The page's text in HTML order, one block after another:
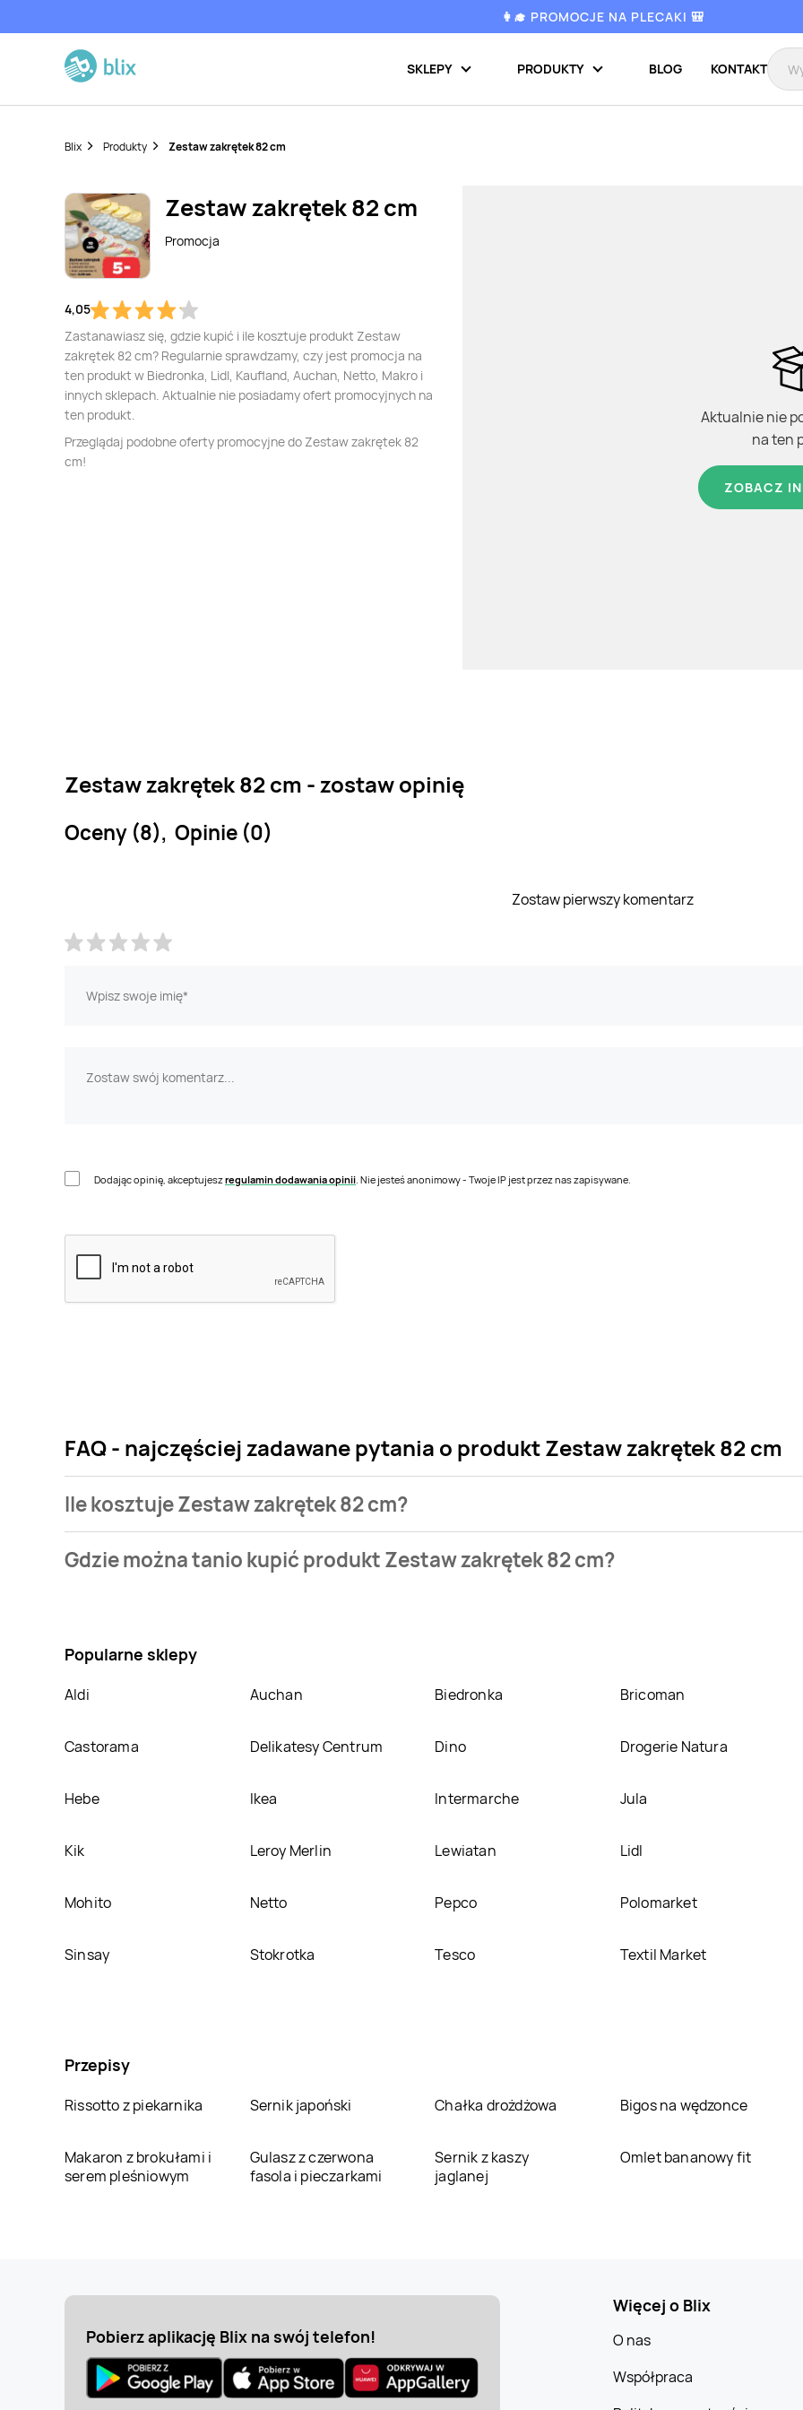
👩‍🎓 PROMOCJE NA PLECAKI 🎒
SKLEPY PRODUKTY BLOG KONTAKT
Blix Produkty Zestaw zakrętek 82 cm
Zestaw zakrętek 82 cm
Promocja
4,05
Zastanawiasz się, gdzie kupić i ile kosztuje produkt Zestaw
zakrętek 82 cm? Regularnie sprawdzamy, czy jest promocja na
ten produkt w Biedronka, Lidl, Kaufland, Auchan, Netto, Makro i
innych sklepach. Aktualnie nie posiadamy ofert promocyjnych na
ten produkt.
Przeglądaj podobne oferty promocyjne do Zestaw zakrętek 82
cm!
Aktualnie nie
na ten
ZOBACZ
Zestaw zakrętek 82 cm - zostaw opinię
Oceny (8), Opinie (0)
Zostaw pierwszy komentarz
Dodając opinię, akceptujeszregulamin dodawania opinii . Nie jesteś anonimowy - Twoje IP jest przez nas zapisywane.
FAQ - najczęściej zadawane pytania o produkt Zestaw zakrętek 82 cm
Ile kosztuje Zestaw zakrętek 82 cm?
zakrętek 82 cm kosztuje od 5 zł.
Gdzie można tanio kupić produkt Zestaw zakrętek 82 cm?
Popularne sklepy
Aldi Auchan Biedronka Bricoman
Castorama Delikatesy Centrum Dino Drogerie Natura
Hebe Ikea Intermarche Jula
Kik Leroy Merlin Lewiatan Lidl
Mohito Netto Pepco Polomarket
Sinsay Stokrotka Tesco Textil Market
Przepisy
Rissotto z piekarnika Sernik japoński Chałka drożdżowa Bigos na wędzonce
Makaron z brokułami i
serem pleśniowym
Gulasz z czerwona
fasola i pieczarkami
Sernik z kaszy
jaglanej
Omlet bananowy fit
Pobierz aplikację Blix na swój telefon!
Więcej o Blix
O nas
Współpraca